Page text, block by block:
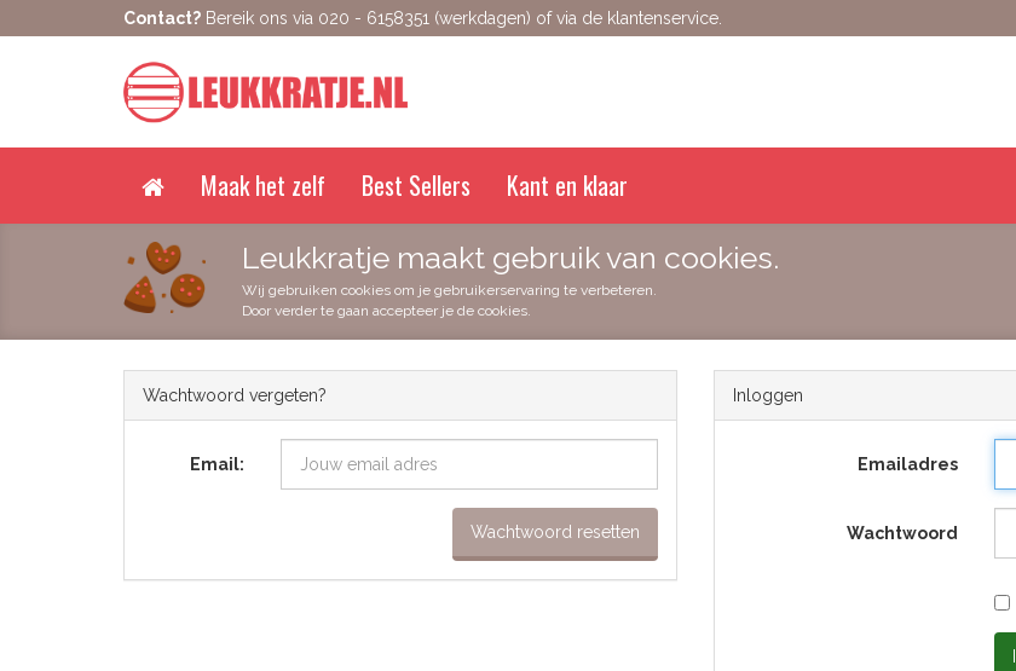
Contact? Bereik ons via 020 - 6158351 (werkdagen) of via de klantenservice.
Maak het zelf Best Sellers Kant en klaar
Leukkratje maakt gebruik van cookies.
Wij gebruiken cookies om je gebruikerservaring te verbeteren.
Door verder te gaan accepteer je de cookies.
Wachtwoord vergeten?
Email:
Wachtwoord resetten
Inloggen
Emailadres
Wachtwoord